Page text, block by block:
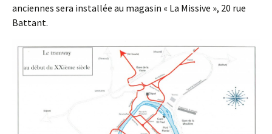
anciennes sera installée au magasin « La Missive », 20 rue
Battant.